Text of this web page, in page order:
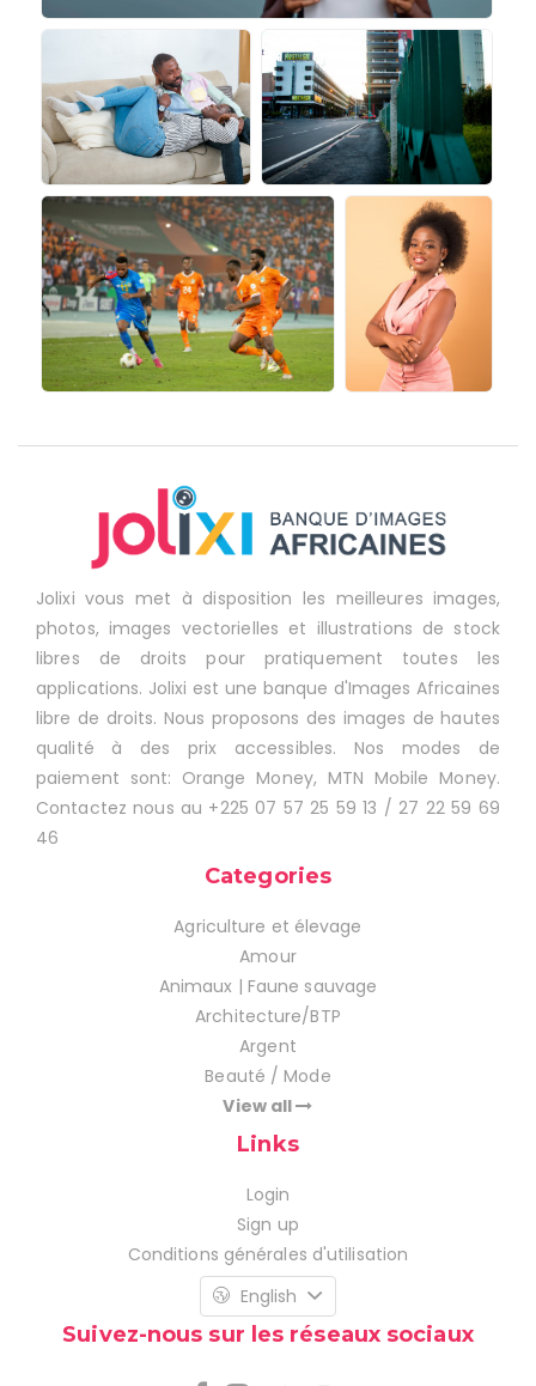
Jolixi vous met à disposition les meilleures images,
photos, images vectorielles et illustrations de stock
libres de droits pour pratiquement toutes les
applications. Jolixi est une banque d'Images Africaines
libre de droits. Nous proposons des images de hautes
qualité à des prix accessibles. Nos modes de
paiement sont: Orange Money, MTN Mobile Money.
Contactez nous au +225 07 57 25 59 13 / 27 22 59 69
46
Categories
Agriculture et élevage
Amour
Animaux | Faune sauvage
Architecture/BTP
Argent
Beauté / Mode
View all
Links
Login
Sign up
Conditions générales d'utilisation
English
Suivez-nous sur les réseaux sociaux